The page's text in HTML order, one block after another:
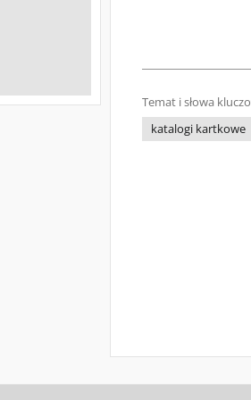
Temat i słowa
katalogi kartkowe